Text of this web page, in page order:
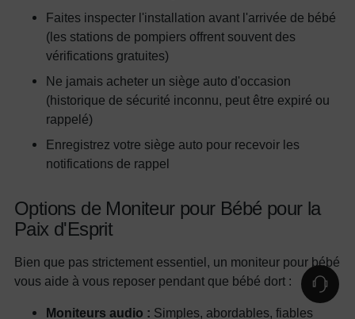
Faites inspecter l'installation avant l'arrivée de bébé
(les stations de pompiers offrent souvent des
vérifications gratuites)
Ne jamais acheter un siège auto d'occasion
(historique de sécurité inconnu, peut être expiré ou
rappelé)
Enregistrez votre siège auto pour recevoir les
notifications de rappel
Options de Moniteur pour Bébé pour la
Paix d'Esprit
Bien que pas strictement essentiel, un moniteur pour bébé
vous aide à vous reposer pendant que bébé dort :
Moniteurs audio : Simples, abordables, fiables